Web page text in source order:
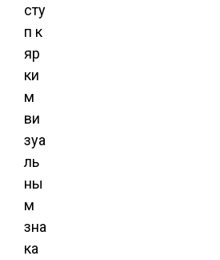
сту
п к
яр
ки
м
ви
зуа
ль
ны
м
зна
ка